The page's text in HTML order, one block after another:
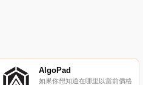
AlgoPad
如果你想知道在哪里以當前價格